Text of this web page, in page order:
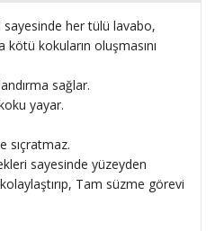
sayesinde her tülü lavabo,
kokuların oluşmasını
sağlar.
yayar.
sıçratmaz.
sayesinde yüzeyden
kolaylaştırıp, Tam süzme görevi